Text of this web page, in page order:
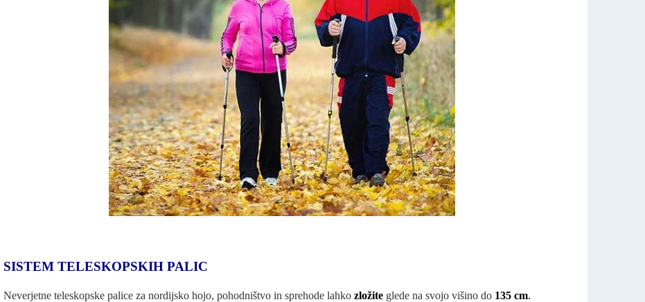
SISTEM TELESKOPSKIH PALIC
Neverjetne teleskopske palice za nordijsko hojo, pohodništvo in sprehode lahko zložite glede na svojo višino do 135 cm.